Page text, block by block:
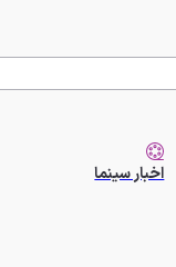
اخبار سینما